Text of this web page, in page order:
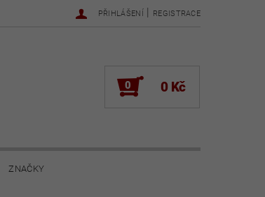
PŘIHLÁŠENÍ | REGISTRACE
0 0 Kč
ZNAČKY